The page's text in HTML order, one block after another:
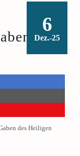
6
Dez.-25
des
des Heiligen